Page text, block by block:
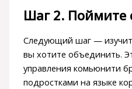
Шаг 2. Поймите
Следующий шаг —
вы хотите объединить.
управления комьюнити
подростками на языке